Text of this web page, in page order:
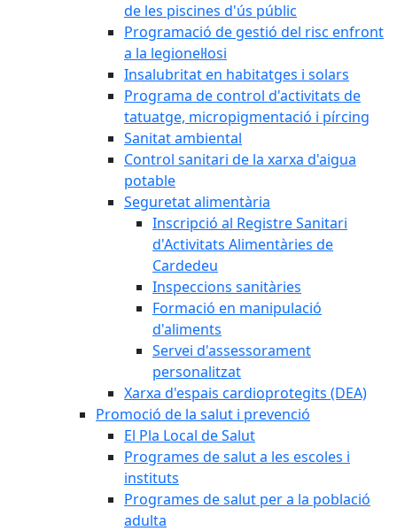
de les piscines d'ús públic
Programació de gestió del risc enfront
a la legionel·losi
Insalubritat en habitatges i solars
Programa de control d'activitats de
tatuatge, micropigmentació i pírcing
Sanitat ambiental
Control sanitari de la xarxa d'aigua
potable
Seguretat alimentària
Inscripció al Registre Sanitari
d'Activitats Alimentàries de
Cardedeu
Inspeccions sanitàries
Formació en manipulació
d'aliments
Servei d'assessorament
personalitzat
Xarxa d'espais cardioprotegits (DEA)
Promoció de la salut i prevenció
El Pla Local de Salut
Programes de salut a les escoles i
instituts
Programes de salut per a la població
adulta